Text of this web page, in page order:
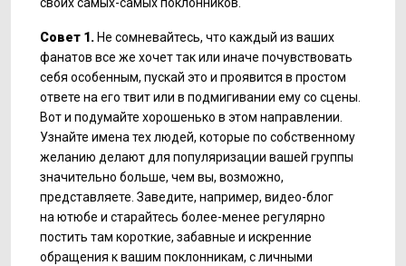
Совет 1. Не сомневайтесь, что каждый из ваших
фанатов все же хочет так или иначе почувствовать
себя особенным, пускай это и проявится в простом
ответе на его твит или в подмигивании ему со сцены.
Вот и подумайте хорошенько в этом направлении.
Узнайте имена тех людей, которые по собственному
желанию делают для популяризации вашей группы
значительно больше, чем вы, возможно,
представляете. Заведите, например, видео-блог
на ютюбе и старайтесь более-менее регулярно
постить там короткие, забавные и искренние
обращения к вашим поклонникам, с личными